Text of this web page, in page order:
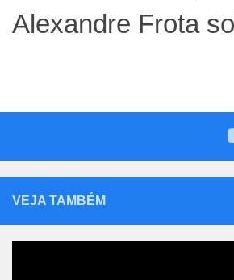
Alexandre Frota
VEJA TAMBÉM